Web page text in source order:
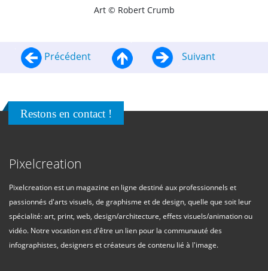
Art © Robert Crumb
Précédent Suivant
Restons en contact !
Pixelcreation
Pixelcreation est un magazine en ligne destiné aux professionnels et
passionnés d'arts visuels, de graphisme et de design, quelle que soit leur
spécialité: art, print, web, design/architecture, effets visuels/animation ou
vidéo. Notre vocation est d'être un lien pour la communauté des
infographistes, designers et créateurs de contenu lié à l'image.